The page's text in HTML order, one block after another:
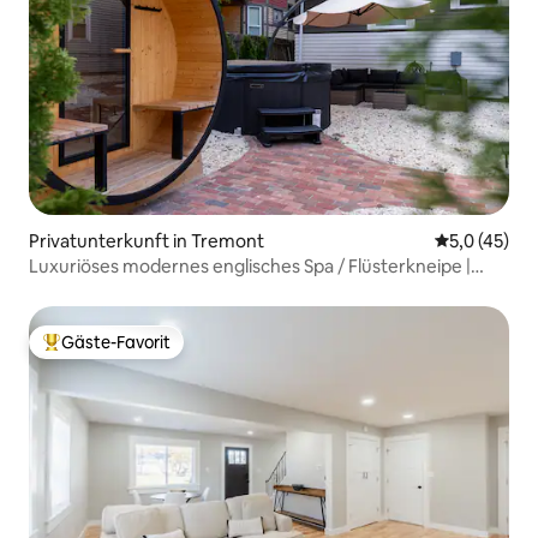
Privatunterkunft in Tremont
5,0 (45)
Luxuriöses modernes englisches Spa / Flüsterkneipe |
Beliebter Gäste-Favorit.
Gäste-Favorit